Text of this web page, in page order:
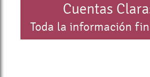
Cuentas
Toda la información